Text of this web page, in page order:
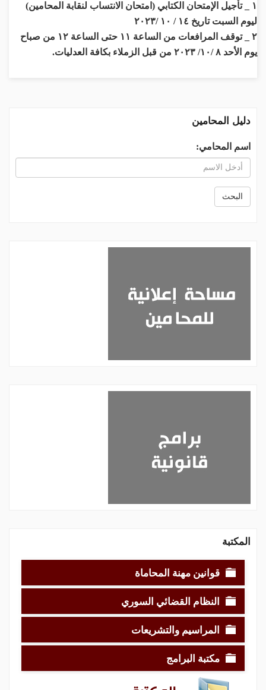
١ _ تأجيل الإمتحان الكتابي (امتحان الانتساب لنقابة المحامين)
ليوم السبت تاريخ ١٤ / ١٠ /٢٠٢٣
٢ _ توقف المرافعات من الساعة ١١ حتى الساعة ١٢ من صباح
يوم الأحد ٨ /١٠/ ٢٠٢٣ من قبل الزملاء بكافة العدليات.
دليل المحامين
اسم المحامي:
البحث
المكتبة
قوانين مهنة المحاماة
النظام القضائي السوري
المراسيم والتشريعات
مكتبة البرامج